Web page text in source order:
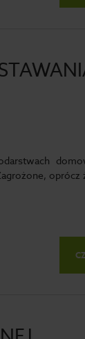
oprócz